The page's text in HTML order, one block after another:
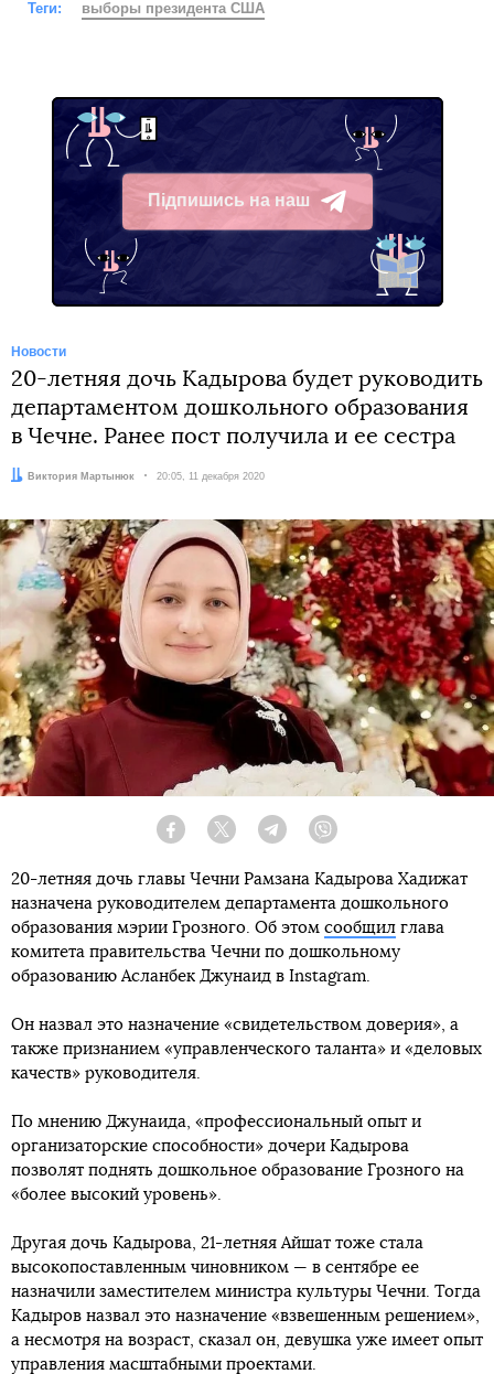
Теги: выборы президента США
Підпишись на наш
Telegram
Новости
20-летняя дочь Кадырова будет руководить
департаментом дошкольного образования
в Чечне. Ранее пост получила и ее сестра
Автор:Виктория Мартынюк Дата:
20:05, 11 декабря 2020
Facebook Twitter Telegram
20-летняя дочь главы Чечни Рамзана Кадырова Хадижат
назначена руководителем департамента дошкольного
образования мэрии Грозного. Об этом сообщил глава
комитета правительства Чечни по дошкольному
образованию Асланбек Джунаид в Instagram.
Он назвал это назначение «свидетельством доверия», а
также признанием «управленческого таланта» и «деловых
качеств» руководителя.
По мнению Джунаида, «профессиональный опыт и
организаторские способности» дочери Кадырова
позволят поднять дошкольное образование Грозного на
«более высокий уровень».
Другая дочь Кадырова, 21-летняя Айшат тоже стала
высокопоставленным чиновником — в сентябре ее
назначили заместителем министра культуры Чечни. Тогда
Кадыров назвал это назначение «взвешенным решением»,
а несмотря на возраст, сказал он, девушка уже имеет опыт
управления масштабными проектами.